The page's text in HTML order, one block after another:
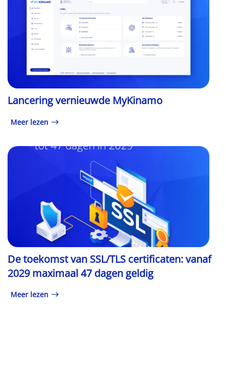
Lancering vernieuwde MyKinamo
Meer lezen
De toekomst van SSL/TLS certificaten: vanaf
2029 maximaal 47 dagen geldig
Meer lezen